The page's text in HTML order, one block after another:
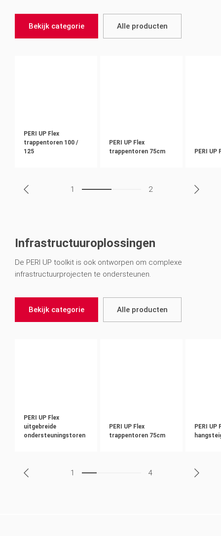
Bekijk categorie Alle producten
PERI UP Flex
trappentoren 100 /
125
PERI UP Flex
trappentoren 75cm
PERI
1 2
Infrastructuuroplossingen
De PERI UP toolkit is ook ontworpen om complexe
infrastructuurprojecten te ondersteunen.
Bekijk categorie Alle producten
PERI UP Flex
uitgebreide
ondersteuningstoren
PERI UP Flex
trappentoren 75cm
PERI UP
1 4